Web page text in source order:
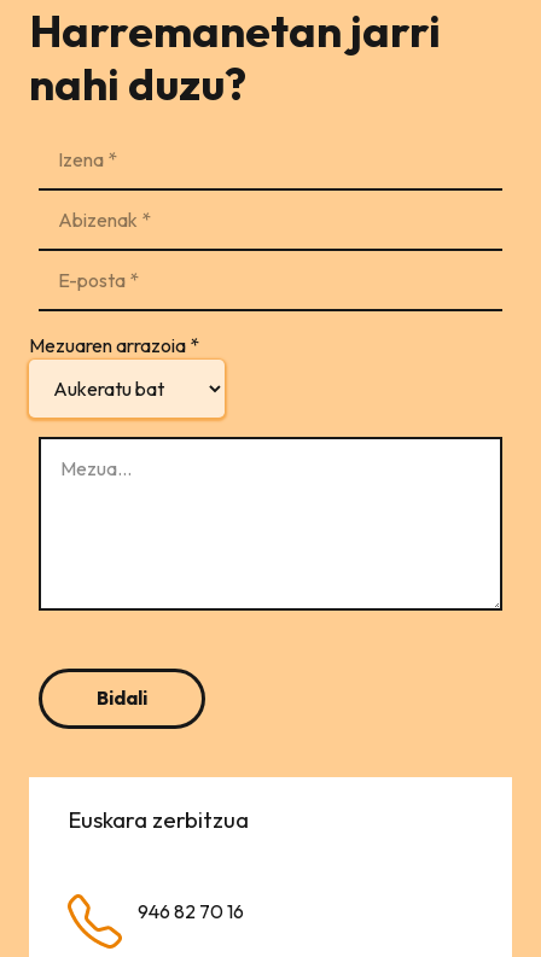
Harremanetan jarri
nahi duzu?
Mezuaren arrazoia *
Euskara zerbitzua
946 82 70 16